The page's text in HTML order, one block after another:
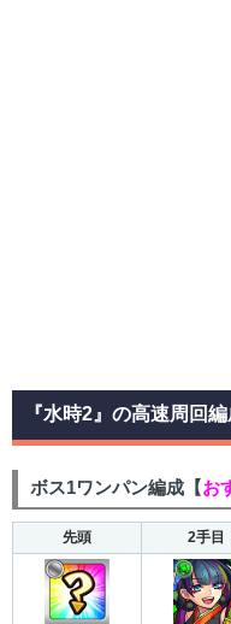
『水時2』の高速周回
ボス1ワンパン編成【お
先頭 2手目